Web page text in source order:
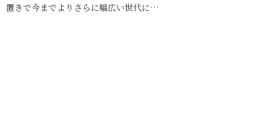
置きで今までよりさらに幅広い世代に…